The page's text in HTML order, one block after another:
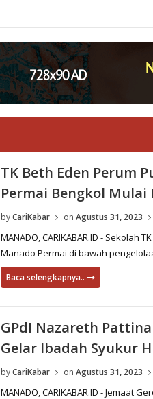
TK Beth Eden Perum
Permai Bengkol Mulai
byCariKabar on Agustus 31, 2023
MANADO, CARIKABAR.ID - Sekolah
Manado Permai di bawah
Baca selengkapnya..
GPdI Nazareth
Gelar Ibadah Syukur
byCariKabar on Agustus 31, 2023
MANADO, CARIKABAR.ID - Jemaat